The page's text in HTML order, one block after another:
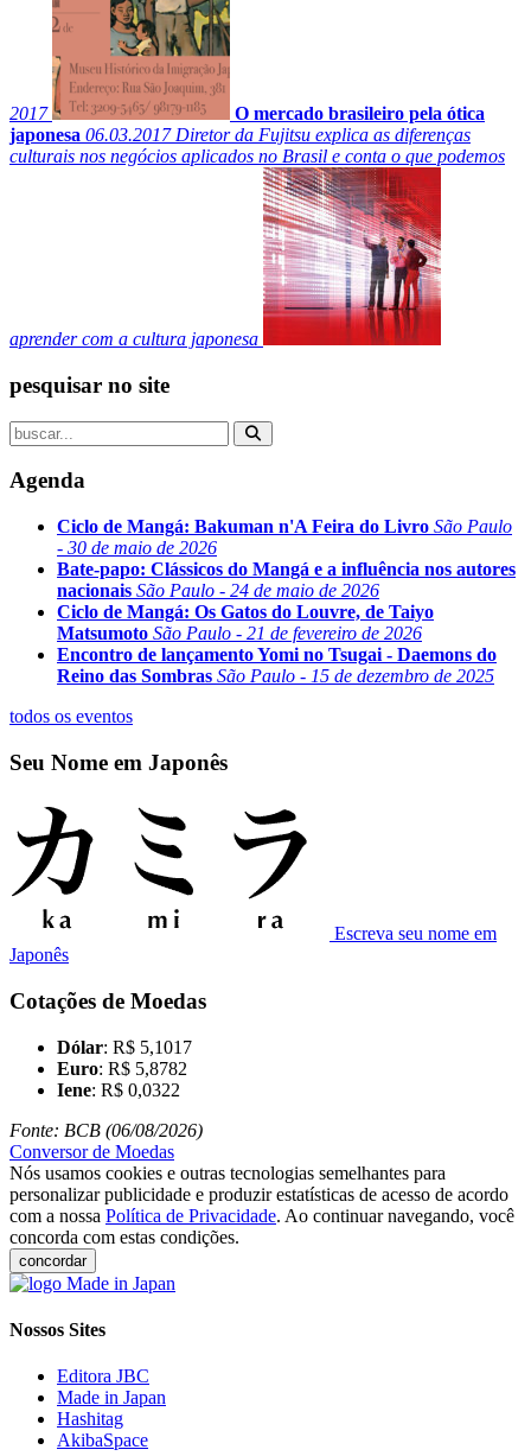
2017
O mercado brasileiro pela ótica
japonesa 06.03.2017Diretor da Fujitsu explica as diferenças
culturais nos negócios aplicados no Brasil e conta o que podemos
aprender com a cultura japonesa
pesquisar no site
Agenda
Ciclo de Mangá: Bakuman n'A Feira do Livro São Paulo
- 30 de maio de 2026
Bate-papo: Clássicos do Mangá e a influência nos autores
nacionais São Paulo - 24 de maio de 2026
Ciclo de Mangá: Os Gatos do Louvre, de Taiyo
Matsumoto São Paulo - 21 de fevereiro de 2026
Encontro de lançamento Yomi no Tsugai - Daemons do
Reino das Sombras São Paulo - 15 de dezembro de 2025
todos os eventos
Seu Nome em Japonês
Escreva seu nome em
Japonês
Cotações de Moedas
Dólar: R$ 5,1017
Euro: R$ 5,8782
Iene: R$ 0,0322
Fonte: BCB (06/08/2026)
Conversor de Moedas
Nós usamos cookies e outras tecnologias semelhantes para
personalizar publicidade e produzir estatísticas de acesso de acordo
com a nossa Política de Privacidade. Ao continuar navegando, você
concorda com estas condições.
concordar
Nossos Sites
Editora JBC
Made in Japan
Hashitag
AkibaSpace